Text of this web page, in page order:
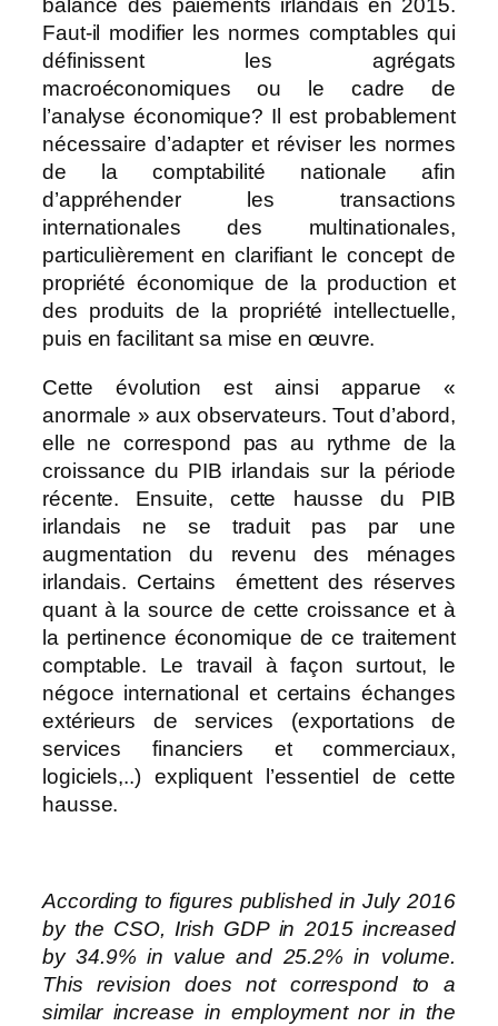
balance des paiements irlandais en 2015.
Faut-il modifier les normes comptables qui
définissent les agrégats
macroéconomiques ou le cadre de
l’analyse économique? Il est probablement
nécessaire d’adapter et réviser les normes
de la comptabilité nationale afin
d’appréhender les transactions
internationales des multinationales,
particulièrement en clarifiant le concept de
propriété économique de la production et
des produits de la propriété intellectuelle,
puis en facilitant sa mise en œuvre.
Cette évolution est ainsi apparue «
anormale » aux observateurs. Tout d’abord,
elle ne correspond pas au rythme de la
croissance du PIB irlandais sur la période
récente. Ensuite, cette hausse du PIB
irlandais ne se traduit pas par une
augmentation du revenu des ménages
irlandais. Certains émettent des réserves
quant à la source de cette croissance et à
la pertinence économique de ce traitement
comptable. Le travail à façon surtout, le
négoce international et certains échanges
extérieurs de services (exportations de
services financiers et commerciaux,
logiciels,..) expliquent l’essentiel de cette
hausse.
According to figures published in July 2016
by the CSO, Irish GDP in 2015 increased
by 34.9% in value and 25.2% in volume.
This revision does not correspond to a
similar increase in employment nor in the